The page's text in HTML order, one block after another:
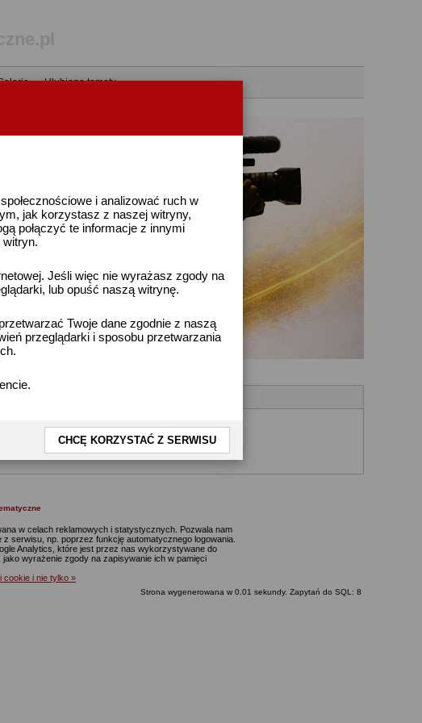
i analizować ruch w
jak korzystasz z naszej witryny,
połączyć te informacje z innymi
Jeśli więc nie wyrażasz zgody na
lub opuść naszą witrynę.
Twoje dane zgodnie z naszą
przeglądarki i sposobu przetwarzania
CHCĘ KORZYSTAĆ Z SERWISU
• Ulubione tematy
rejestracyjnego.
w celach reklamowych i statystycznych. Pozwala nam
serwisu, np. poprzez funkcję automatycznego logowania.
Analytics, które jest przez nas wykorzystywane do
wyrażenie zgody na zapisywanie ich w pamięci
cookie i nie tylko »
Strona wygenerowana w 0.01 sekundy. Zapytań do SQL: 8